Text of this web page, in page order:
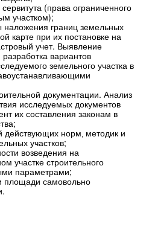
(права ограниченного
участком);
границ земельных
карте при их постановке на
учет. Выявление
вариантов
земельного участка в
документации. Анализ
исследуемых документов
их составления законам в
норм‚ методик и
участков;
возведения на
участке строительного
параметрами;
площади самовольно